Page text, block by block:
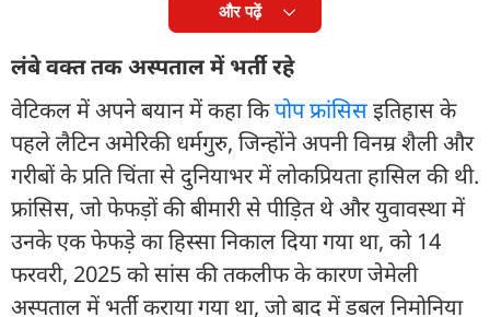
और पढ़ें
लंबे वक्त तक अस्पताल में भर्ती रहे
वेटिकल में अपने बयान में कहा किपोप फ्रांसिसइतिहास के
पहले लैटिन अमेरिकी धर्मगुरु, जिन्होंने अपनी विनम्र शैली और
गरीबों के प्रति चिंता से दुनियाभर में लोकप्रियता हासिल की थी.
फ्रांसिस, जो फेफड़ों की बीमारी से पीड़ित थे और युवावस्था में
उनके एक फेफड़े का हिस्सा निकाल दिया गया था, को 14
फरवरी, 2025 को सांस की तकलीफ के कारण जेमेली
अस्पताल में भर्ती कराया गया था, जो बाद में डबल निमोनिया